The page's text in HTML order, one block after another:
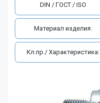
DIN / ГОСТ / ISO
Материал изделия:
Кл.пр./ Характеристика: